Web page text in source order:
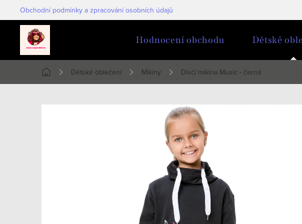
na
Obchodní podmínky a zpracování osobních údajů
Hodnocení obchodu Dětské
Domů
Dětské oblečení Mikiny Dívčí mikina Music - černá